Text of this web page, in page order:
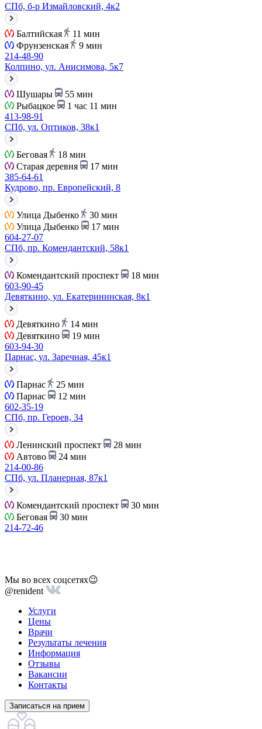
СПб, б-р Измайловский, 4к2
Балтийская
11 мин
Фрунзенская
9 мин
214-48-90
Колпино, ул. Анисимова, 5к7
Шушары
55 мин
Рыбацкое
1 час 11 мин
413-98-91
СПб, ул. Оптиков, 38к1
Беговая
18 мин
Старая деревня
17 мин
385-64-61
Кудрово, пр. Европейский, 8
Улица Дыбенко
30 мин
Улица Дыбенко
17 мин
604-27-07
СПб, пр. Комендантский, 58к1
Комендантский проспект
18 мин
603-90-45
Девяткино, ул. Екатерининская, 8к1
Девяткино
14 мин
Девяткино
19 мин
603-94-30
Парнас, ул. Заречная, 45к1
Парнас
25 мин
Парнас
12 мин
602-35-19
СПб, пр. Героев, 34
Ленинский проспект
28 мин
Автово
24 мин
214-00-86
СПб, ул. Планерная, 87к1
Комендантский проспект
30 мин
Беговая
30 мин
214-72-46
Мы во всех соцсетях😉
@renident
Услуги
Цены
Врачи
Результаты лечения
Информация
Отзывы
Вакансии
Контакты
Записаться на прием